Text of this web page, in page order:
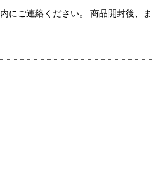
にご連絡ください。 商品開封後、